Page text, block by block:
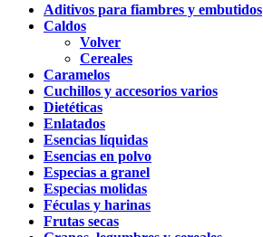
Aditivos para fiambres y embutidos
Caldos
Volver
Cereales
Caramelos
Cuchillos y accesorios varios
Dietéticas
Enlatados
Esencias líquidas
Esencias en polvo
Especias a granel
Especias molidas
Féculas y harinas
Frutas secas